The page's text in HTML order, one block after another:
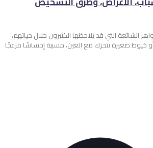
الشائعة التي قد يلاحظها الكثيرون خلال حياتهم،
خيوط صغيرة تتحرك مع العين، مسببة إحساسًا مزعجًا